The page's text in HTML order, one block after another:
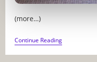
(more…)
Continue ReadingJEÛNE
: